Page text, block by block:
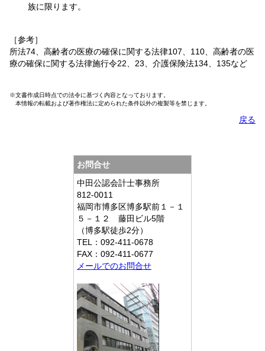
族に限ります。
［参考］
所法74、高齢者の医療の確保に関する法律107、110、高齢者の医
療の確保に関する法律施行令22、23、介護保険法134、135など
※文書作成日時点での法令に基づく内容となっております。
本情報の転載および著作権法に定められた条件以外の複製等を禁じます。
戻る
お問合せ
中田公認会計士事務所
812-0011
福岡市博多区博多駅前１－１
５－１２ 藤田ビル5階
（博多駅徒歩2分）
TEL：092-411-0678
FAX：092-411-0677
メールでのお問合せ